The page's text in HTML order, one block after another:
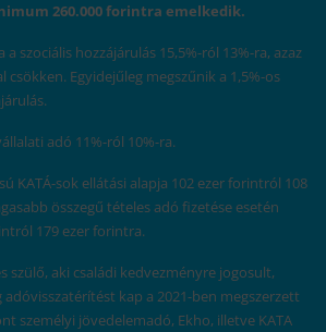
260.000 forintra emelkedik.
a szociális hozzájárulás 15,5%-ról 13%-ra, azaz
csökken. Egyidejűleg megszűnik a 1,5%-os
adó 11%-ról 10%-ra.
KATÁ-sok ellátási alapja 102 ezer forintról 108
összegű tételes adó fizetése esetén
179 ezer forintra.
szülő, aki családi kedvezményre jogosult,
adóvisszatérítést kap a 2021-ben megszerzett
személyi jövedelemadó, Ekho, illetve KATA